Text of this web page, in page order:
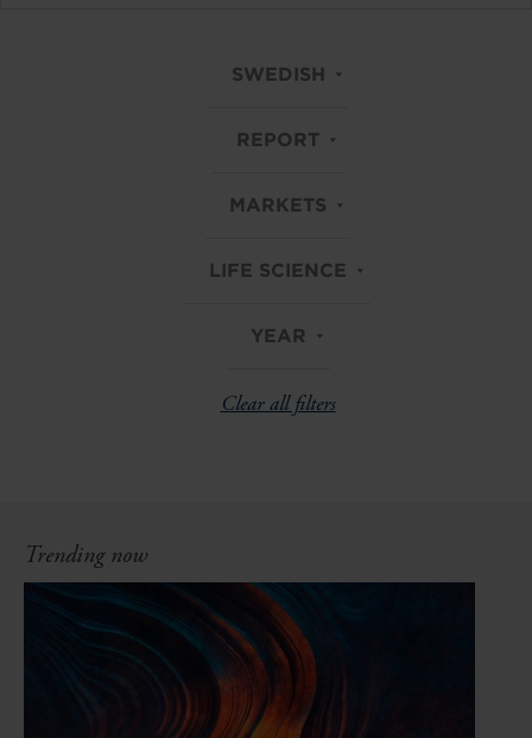
SWEDISH
REPORT
MARKETS
LIFE SCIENCE
YEAR
Clear all filters
Trending now